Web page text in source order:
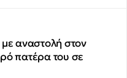
αναστολή στον
πατέρα του σε